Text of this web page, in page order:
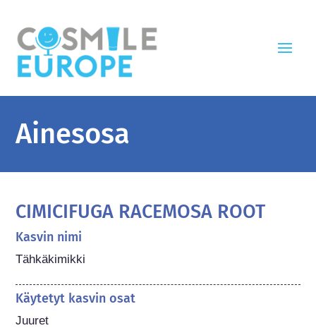
Ainesosa
CIMICIFUGA RACEMOSA ROOT
Kasvin nimi
Tähkäkimikki
Käytetyt kasvin osat
Juuret